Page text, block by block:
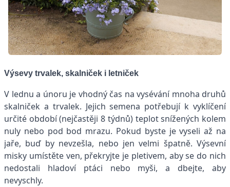
Výsevy trvalek, skalniček i letniček
V lednu a únoru je vhodný čas na vysévání mnoha druhů
skalniček a trvalek. Jejich semena potřebují k vyklíčení
určité období (nejčastěji 8 týdnů) teplot snížených kolem
nuly nebo pod bod mrazu. Pokud byste je vyseli až na
jaře, buď by nevzešla, nebo jen velmi špatně. Výsevní
misky umístěte ven, překryjte je pletivem, aby se do nich
nedostali hladoví ptáci nebo myši, a dbejte, aby
nevyschly.